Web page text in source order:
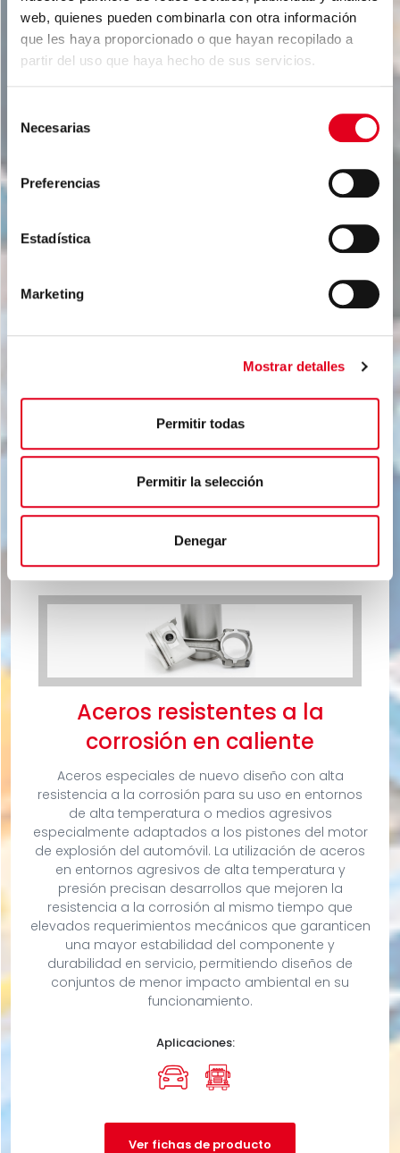
web, quienes pueden combinarla con otra información
que les haya proporcionado o que hayan recopilado a
partir del uso que haya hecho de sus servicios.
Necesarias
Preferencias
Estadística
Marketing
Mostrar detalles
Permitir todas
Permitir la selección
Denegar
Nuevas familias de aceros especiales dirigidas a
la máxima competitividad. Las calidades
específicas para fijaciones diseñadas por Sidenor
resistencia al cizallado que garantizan los
requerimientos más exigentes del mercado de
térmicos con la máxima flexibilidad y seguridad.
Ver fichas de producto
Aceros resistentes a la
corrosión en caliente
Aceros especiales de nuevo diseño con alta
resistencia a la corrosión para su uso en entornos
de alta temperatura o medios agresivos
especialmente adaptados a los pistones del motor
de explosión del automóvil. La utilización de aceros
en entornos agresivos de alta temperatura y
presión precisan desarrollos que mejoren la
resistencia a la corrosión al mismo tiempo que
elevados requerimientos mecánicos que garanticen
una mayor estabilidad del componente y
durabilidad en servicio, permitiendo diseños de
conjuntos de menor impacto ambiental en su
funcionamiento.
Aplicaciones:
Ver fichas de producto